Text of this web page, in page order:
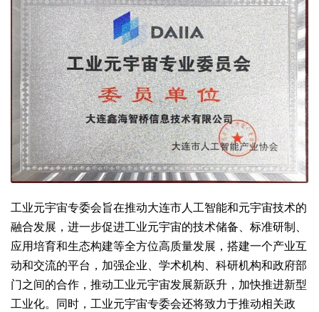
工业元宇宙专委会旨在推动大连市人工智能和元宇宙技术的
融合发展，进一步促进工业元宇宙的技术储备、标准研制、
应用培育和生态构建等全方位高质量发展，搭建一个产业互
动和交流的平台，加强企业、学术机构、科研机构和政府部
门之间的合作，推动工业元宇宙发展新跃升，加快推进新型
工业化。同时，工业元宇宙专委会还将致力于推动相关政